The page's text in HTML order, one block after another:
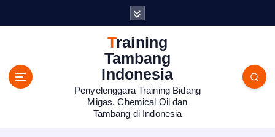
Training
Tambang
Indonesia
Penyelenggara Training Bidang
Migas, Chemical Oil dan
Tambang di Indonesia